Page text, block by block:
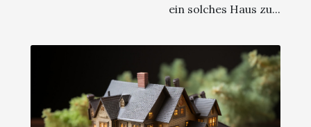
ein solches Haus zu...